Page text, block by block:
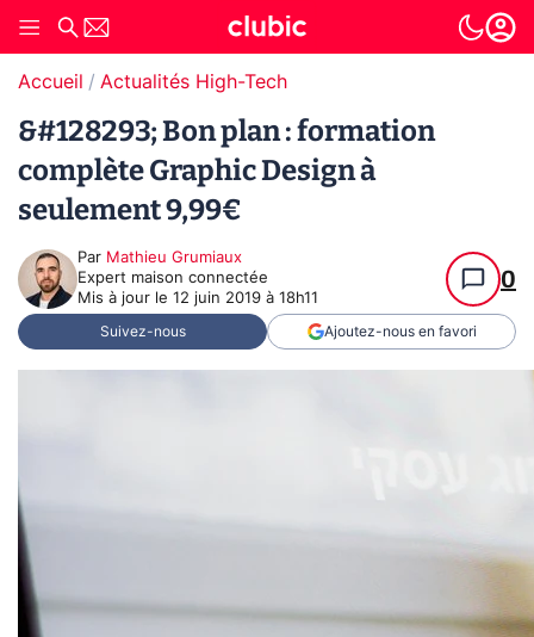
Accueil Actualités High-Tech
&#128293; Bon plan : formation
complète Graphic Design à
seulement 9,99€
Par Mathieu Grumiaux
Expert maison connectée
Mis à jour le 12 juin 2019 à 18h11
0
Suivez-nous Ajoutez-nous en favori